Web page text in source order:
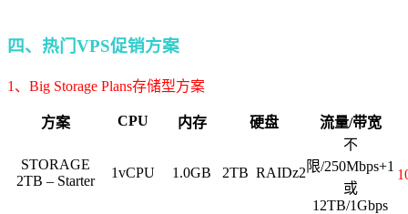
四、热门VPS促销方案
1、Big Storage Plans存储型方案
方案 CPU 内存 硬盘 流量/带宽
STORAGE
2TB – Starter
1vCPU 1.0GB 2TB RAIDz2
不
限/250Mbps+1
或
12TB/1Gbps